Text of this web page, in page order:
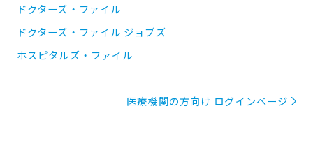
ドクターズ・ファイル
ドクターズ・ファイル ジョブズ
ホスピタルズ・ファイル
医療機関の方向け ログインページ